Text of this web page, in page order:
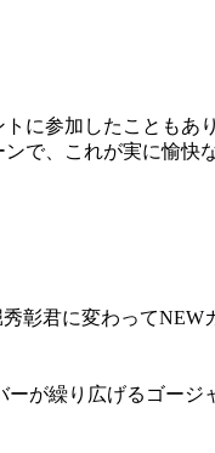
に参加したこともあ
で、これが実に愉快
彰君に変わってNEW
が繰り広げるゴージ